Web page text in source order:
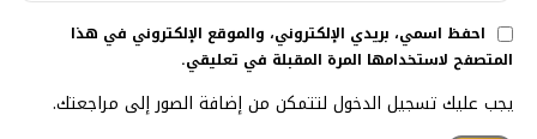
احفظ اسمي، بريدي الإلكتروني، والموقع الإلكتروني في هذا
المتصفح لاستخدامها المرة المقبلة في تعليقي.
يجب عليك تسجيل الدخول لتتمكن من إضافة الصور إلى مراجعتك.